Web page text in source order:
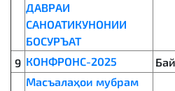
ДАВРАИ
САНОАТИКУНОНИИ
БОСУРЪАТ
9 КОНФРОНС-2025
Масъалаҳои мубрам